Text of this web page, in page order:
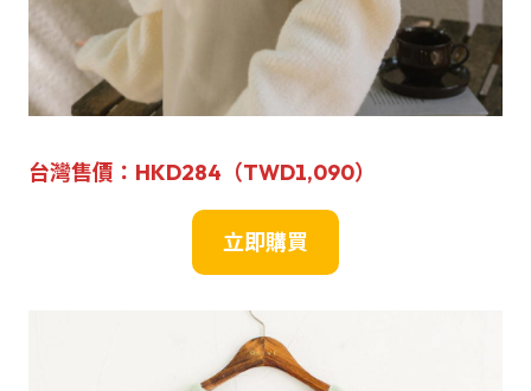
台灣售價：HKD284（TWD1,090）
立即購買